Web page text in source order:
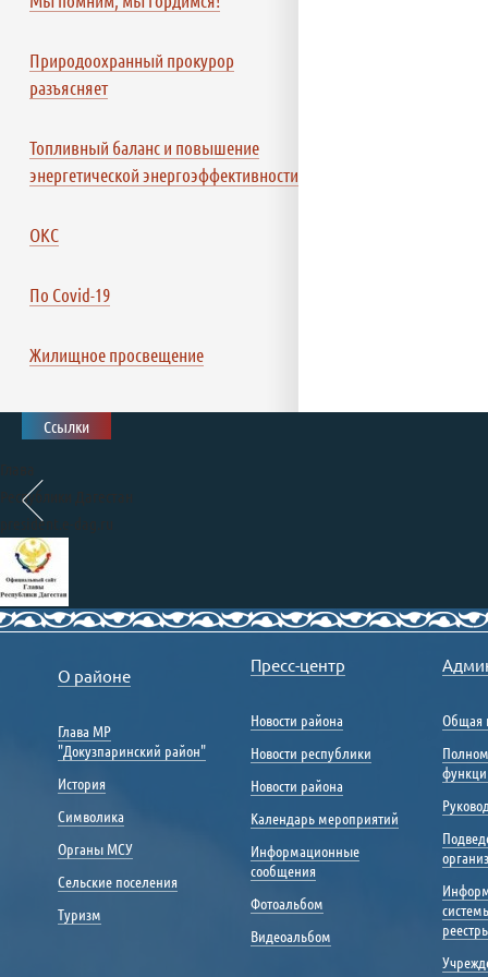
Природоохранный прокурор
разъясняет
Топливный баланс и повышение
энергетической энергоэффективности
ОКС
По Covid-19
Жилищное просвещение
Ссылки
Республики Дагестан
president.e-dag.ru
Правительство
www.e-dag.ru
Единый портал государственных
и муниципальных услуг
gosuslugi.ru
Портал «Общественный
nadzor.e-dag.ru
Портал управления
общественными финансами
«Открытый бюджет»
portal.minfinrd.ru
Каталог информационных
Портал открытых
О районе
Глава МР
"Докузпаринский район"
История
Символика
Органы МСУ
Сельские поселения
Туризм
Пресс-центр
Новости района
Новости республики
Новости района
Календарь мероприятий
Информационные
сообщения
Фотоальбом
Видеоальбом
Общая